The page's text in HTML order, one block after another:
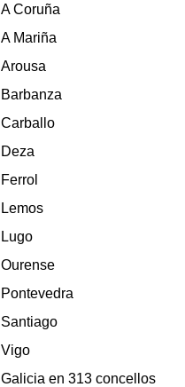
A Coruña
A Mariña
Arousa
Barbanza
Carballo
Deza
Ferrol
Lemos
Lugo
Ourense
Pontevedra
Santiago
Vigo
Galicia en 313 concellos